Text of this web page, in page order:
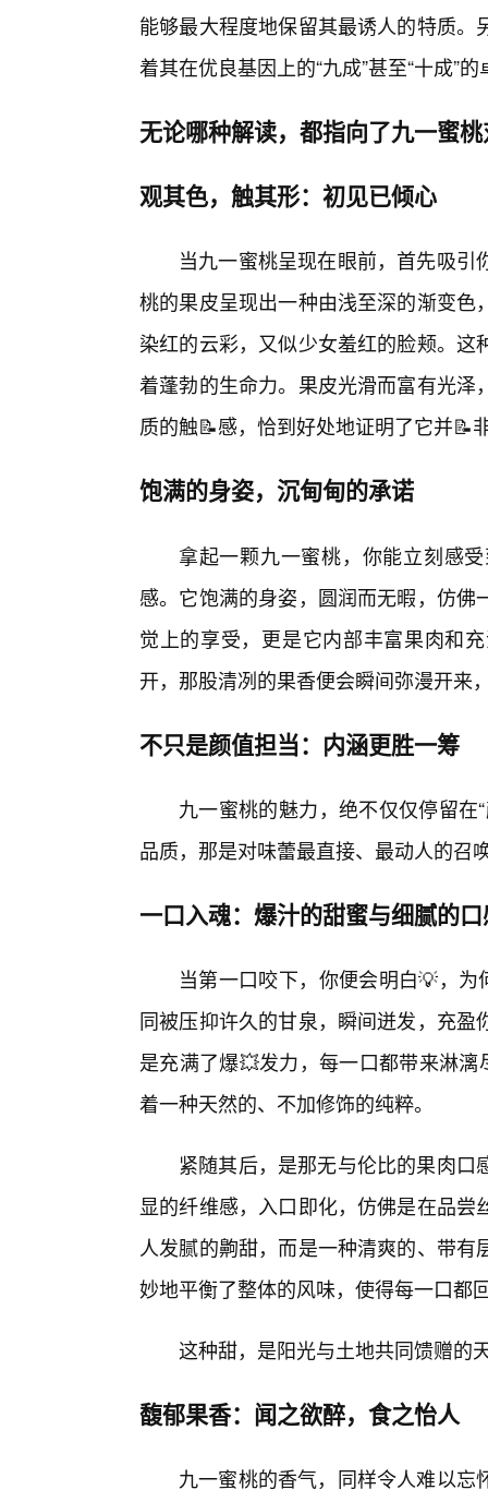
能够最大程度地保留其最诱人的特质
着其在优良基因上的“九成”甚至“十成”
无论哪种解读，都指向了九一蜜
观其色，触其形：初见已倾心
当九一蜜桃呈现在眼前，首先吸
桃的果皮呈现出一种由浅至深的渐变
染红的云彩，又似少女羞红的脸颊。
着蓬勃的生命力。果皮光滑而富有光
质的触📝感，恰到好处地证明了它并📝
饱满的身姿，沉甸甸的承诺
拿起一颗九一蜜桃，你能立刻感
感。它饱满的身姿，圆润而无暇，仿
觉上的享受，更是它内部丰富果肉和
开，那股清冽的果香便会瞬间弥漫开来
不只是颜值担当：内涵更胜一筹
九一蜜桃的魅力，绝不仅仅停留在
品质，那是对味蕾最直接、最动人的召
一口入魂：爆汁的甜蜜与细腻的
当第一口咬下，你便会明白💡，
同被压抑许久的甘泉，瞬间迸发，充
是充满了爆💥发力，每一口都带来淋
着一种天然的、不加修饰的纯粹。
紧随其后，是那无与伦比的果肉
显的纤维感，入口即化，仿佛是在品
人发腻的齁甜，而是一种清爽的、带
妙地平衡了整体的风味，使得每一口都
这种甜，是阳光与土地共同馈赠的
馥郁果香：闻之欲醉，食之怡人
九一蜜桃的香气，同样令人难以